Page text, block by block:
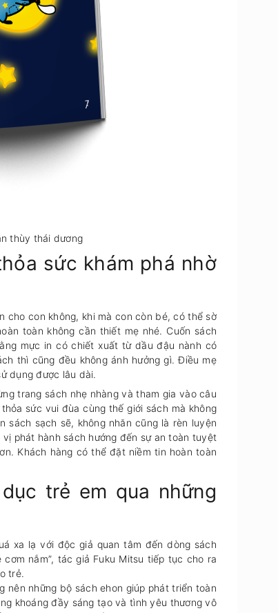
thùy thái dương
sức khám phá nhờ
cho con không, khi mà con còn bé, có thể sờ
toàn không cần thiết mẹ nhé. Cuốn sách
mực in có chiết xuất từ dầu đậu nành có
thì cũng đều không ánh hưởng gì. Điều mẹ
dụng được lâu dài.
trang sách nhẹ nhàng và tham gia vào câu
sức vui đùa cùng thế giới sách mà không
sạch sẽ, không nhăn cũng là rèn luyện
phát hành sách hướng đến sự an toàn tuyệt
Khách hàng có thể đặt niềm tin hoàn toàn
trẻ em qua những
xa lạ với độc giả quan tâm đến dòng sách
nắm”, tác giả Fuku Mitsu tiếp tục cho ra
trẻ.
nên những bộ sách ehon giúp phát triển toàn
khoáng đầy sáng tạo và tình yêu thương vô